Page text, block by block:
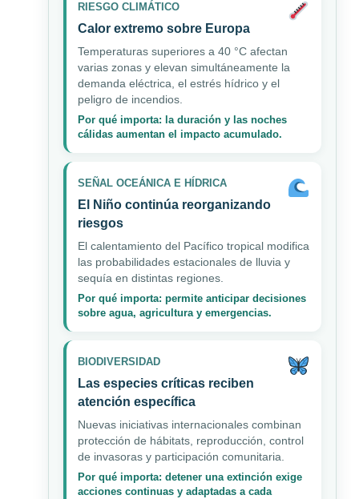
RIESGO CLIMÁTICO
Calor extremo sobre Europa
Temperaturas superiores a 40 °C afectan
varias zonas y elevan simultáneamente la
demanda eléctrica, el estrés hídrico y el
peligro de incendios.
Por qué importa: la duración y las noches
cálidas aumentan el impacto acumulado.
SEÑAL OCEÁNICA E HÍDRICA
El Niño continúa reorganizando
riesgos
El calentamiento del Pacífico tropical modifica
las probabilidades estacionales de lluvia y
sequía en distintas regiones.
Por qué importa: permite anticipar decisiones
sobre agua, agricultura y emergencias.
BIODIVERSIDAD
Las especies críticas reciben
atención específica
Nuevas iniciativas internacionales combinan
protección de hábitats, reproducción, control
de invasoras y participación comunitaria.
Por qué importa: detener una extinción exige
acciones continuas y adaptadas a cada